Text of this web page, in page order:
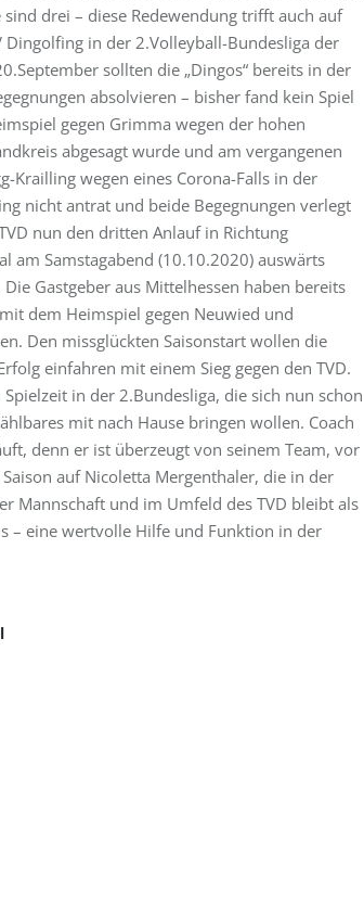
sind drei – diese Redewendung trifft auch auf
Dingolfing in der 2.Volleyball-Bundesliga der
sollten die „Dingos“ bereits in der
absolvieren – bisher fand kein Spiel
gegen Grimma wegen der hohen
abgesagt wurde und am vergangenen
Krailling wegen eines Corona-Falls in der
nicht antrat und beide Begegnungen verlegt
nun den dritten Anlauf in Richtung
am Samstagabend (10.10.2020) auswärts
Die Gastgeber aus Mittelhessen haben bereits
dem Heimspiel gegen Neuwied und
Den missglückten Saisonstart wollen die
einfahren mit einem Sieg gegen den TVD.
in der 2.Bundesliga, die sich nun schon
mit nach Hause bringen wollen. Coach
denn er ist überzeugt von seinem Team, vor
auf Nicoletta Mergenthaler, die in der
Mannschaft und im Umfeld des TVD bleibt als
– eine wertvolle Hilfe und Funktion in der